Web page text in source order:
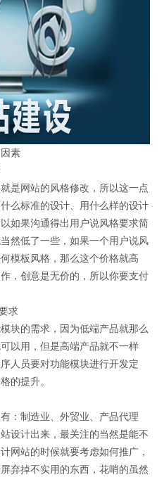
素
网站的风格修改，所以这一点
么标准的设计、用什么样的设计
如果沟通得出用户说风格要求简
然低了一些，如果一个用户说风
模板风格，那么这个价格就高
，创意是无价的，所以你要支付
求
的需求，因为低端产品就那么
以用，但是高端产品就不一样
人员要对功能模块进行开发定
的提升。
制造业、外贸业、产品代理
设计出来，最关注的当然是能不
网站的时候就要考虑如何推广，
弃掉不实用的东西，花哨的虽然